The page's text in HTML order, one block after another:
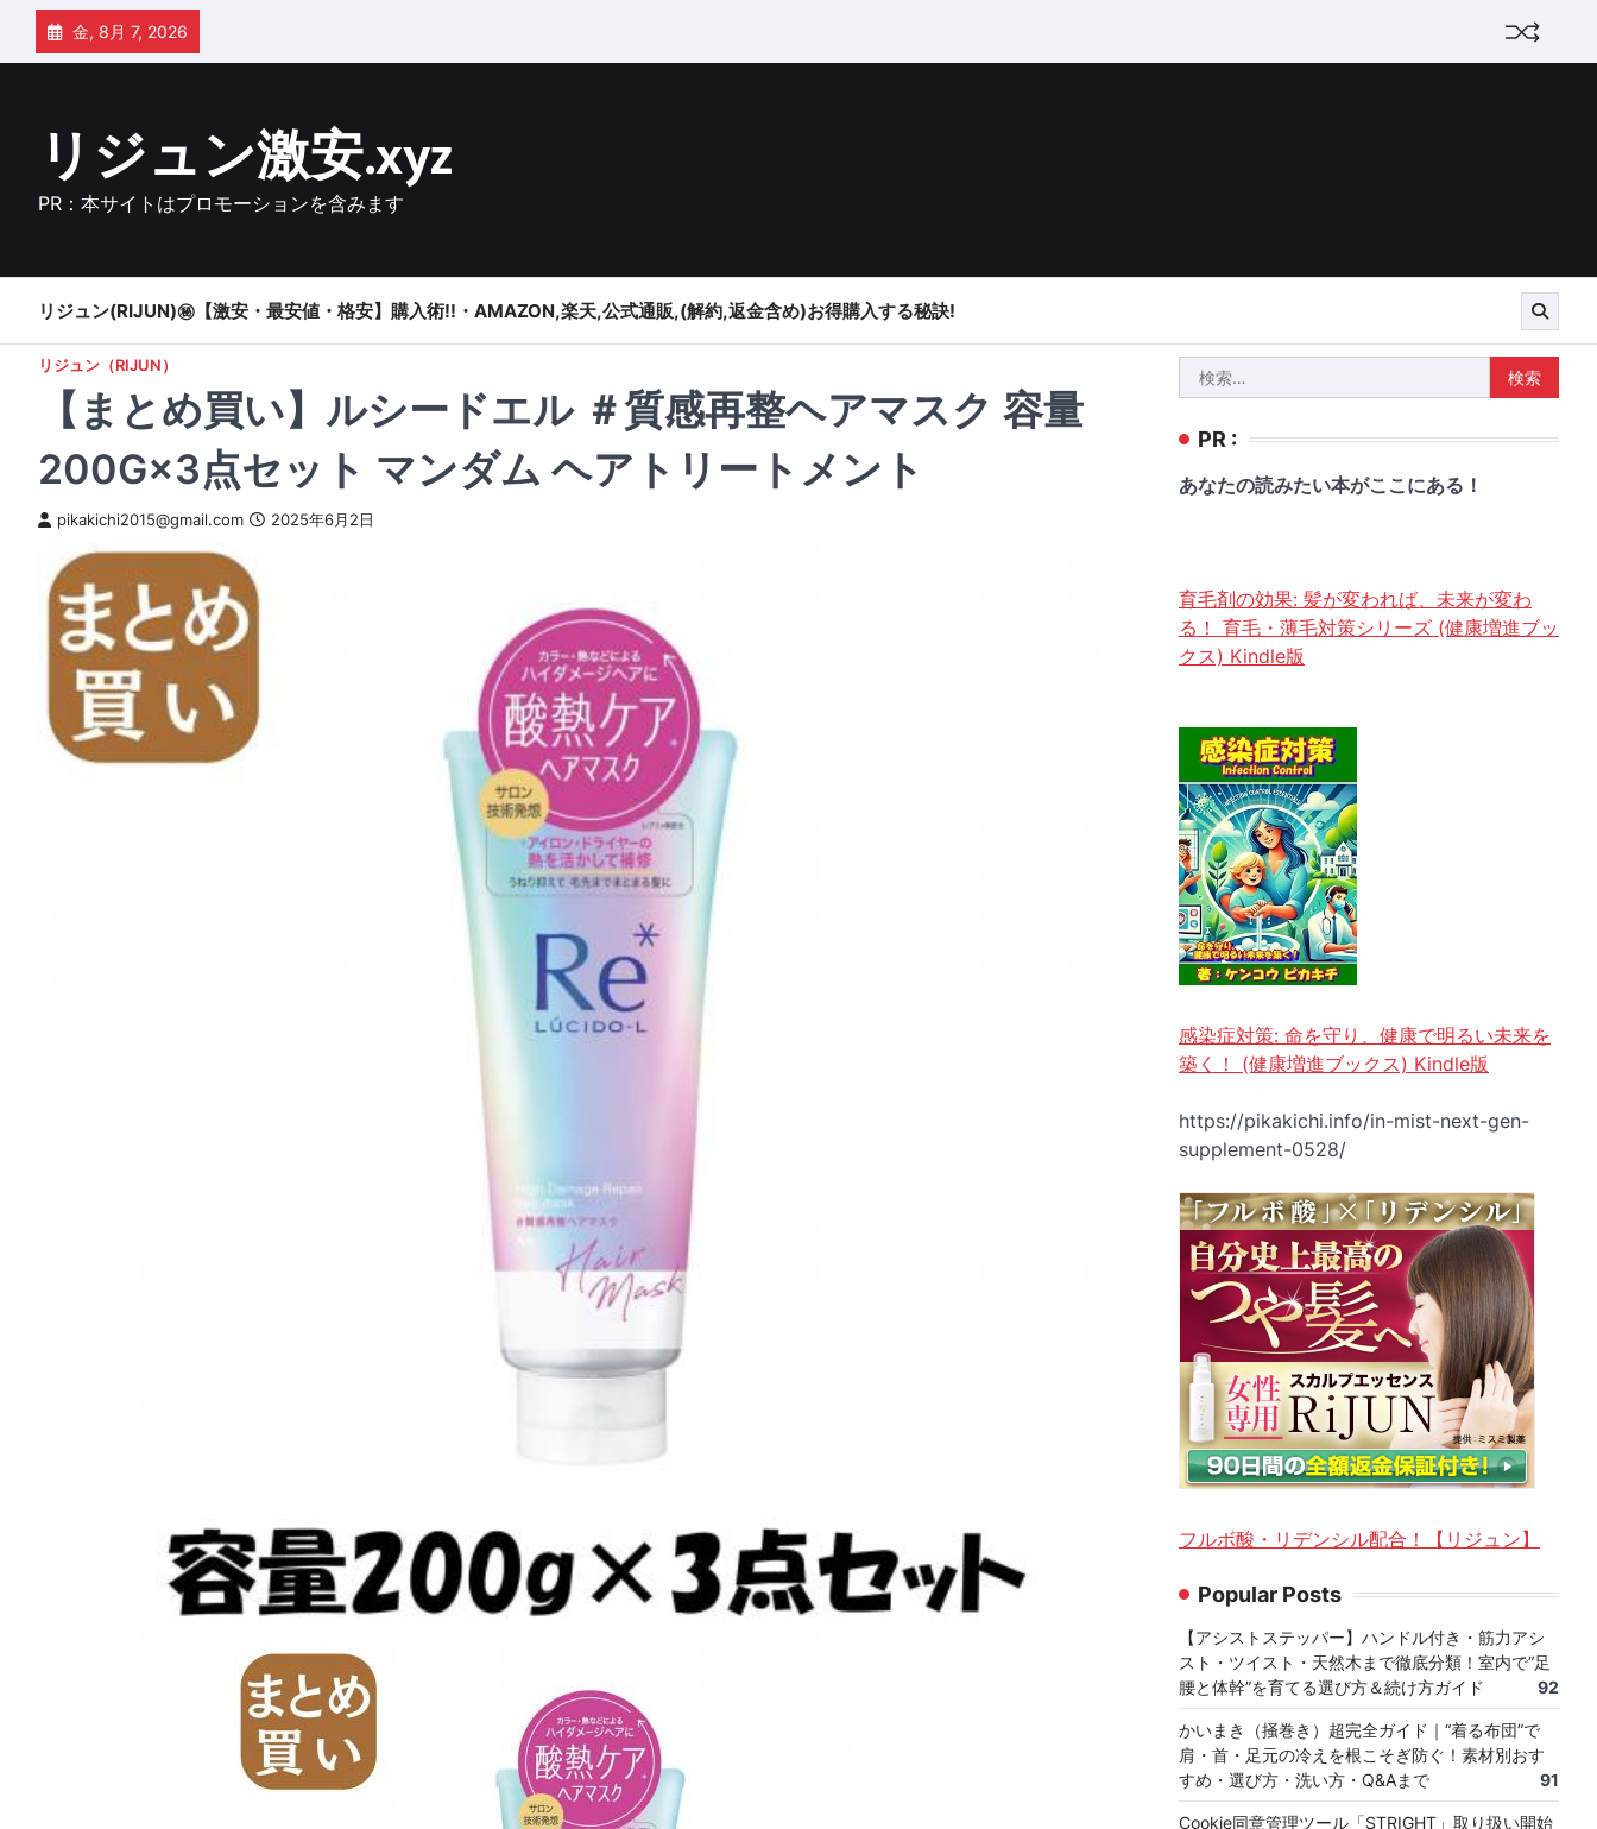
Skip
content
金, 8月 7, 2026
リジュン激安.xyz
PR：本サイトはプロモーションを含みます
リジュン(RIJUN)㊙【激安・最安値・格安】購入術!!・AMAZON,楽天,公式通販,(解約,返金含め)お得購入する秘訣!
リジュン（RIJUN）
【まとめ買い】ルシードエル ＃質感再整ヘアマスク 容量
200G×3点セット マンダム ヘアトリートメント
pikakichi2015@gmail.com 2025年6月2日
索:
PR :
あなたの読みたい本がここにある！
育毛剤の効果: 髪が変われば、未来が変わ
る！ 育毛・薄毛対策シリーズ (健康増進ブッ
クス) Kindle版
感染症対策: 命を守り、健康で明るい未来を
築く！ (健康増進ブックス) Kindle版
https://pikakichi.info/in-mist-next-gen-
supplement-0528/
フルボ酸・リデンシル配合！【リジュン】
Popular Posts
【アシストステッパー】ハンドル付き・筋力アシ
スト・ツイスト・天然木まで徹底分類！室内で“足
腰と体幹”を育てる選び方＆続け方ガイド
92
かいまき（掻巻き）超完全ガイド｜“着る布団”で
肩・首・足元の冷えを根こそぎ防ぐ！素材別おす
すめ・選び方・洗い方・Q&Aまで
91
Cookie同意管理ツール「STRIGHT」取り扱い開始